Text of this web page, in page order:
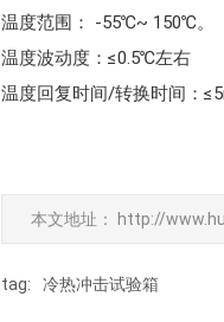
温度范围： -55℃~ 150℃。
温度波动度：≤0.5℃左右
温度回复时间/转换时间：
本文地址： http://
tag: 冷热冲击试验箱